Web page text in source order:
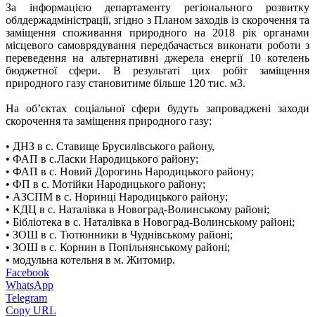
За інформацією департаменту регіонального розвитку
облдержадміністрації, згідно з Планом заходів із скорочення та
заміщення споживання природного на 2018 рік органами
місцевого самоврядування передбачається виконати роботи з
переведення на альтернативні джерела енергії 10 котелень
бюджетної сфери. В результаті цих робіт заміщення
природного газу становитиме більше 120 тис. м3.
На об’єктах соціальної сфери будуть запроваджені заходи
скорочення та заміщення природного газу:
• ДНЗ в с. Ставище Брусилівського району,
• ФАП в с.Ласки Народицького району;
• ФАП в с. Новий Дорогинь Народицького району;
• ФП в с. Мотійки Народицького району;
• АЗСПМ в с. Норинці Народицького району;
• КДЦ в с. Наталівка в Новоград-Волинському районі;
• Бібліотека в с. Наталівка в Новоград-Волинському районі;
• ЗОШ в с. Тютюнники в Чуднівському районі;
• ЗОШ в с. Корнин в Попільнянському районі;
• модульна котельня в м. Житомир.
Facebook
WhatsApp
Telegram
Copy URL